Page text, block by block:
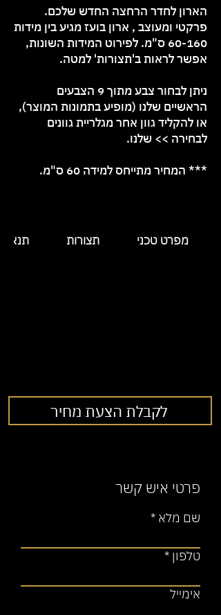
הארון לחדר הרחצה החדש שלכם.
פרקטי ומעוצב , ארון בועז מגיע בין מידות
60-160 ס"מ. לפירוט המידות השונות,
אפשר לראות ב'תצורות' למטה.
ניתן לבחור צבע מתוך 9 הצבעים
הראשיים שלנו (מופיע בתמונות המוצר),
או להקליד גוון אחר מגלריית גוונים
לבחירה >> שלנו.
*** המחיר מתייחס למידה 60 ס"מ.
מפרט טכני תצורות
לקבלת הצעת מחיר
פרטי איש קשר
שם מלא
טלפון
אימייל